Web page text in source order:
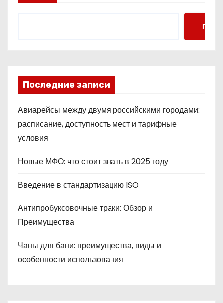
Поиск
Последние записи
Авиарейсы между двумя российскими городами:
расписание, доступность мест и тарифные
условия
Новые МФО: что стоит знать в 2025 году
Введение в стандартизацию ISO
Антипробуксовочные траки: Обзор и
Преимущества
Чаны для бани: преимущества, виды и
особенности использования